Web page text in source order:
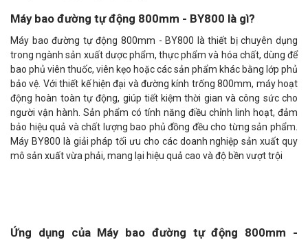
Máy bao đường tự động 800mm - BY800 là gì?
Máy bao đường tự động 800mm - BY800 là thiết bị chuyên dụng
trong ngành sản xuất dược phẩm, thực phẩm và hóa chất, dùng để
bao phủ viên thuốc, viên kẹo hoặc các sản phẩm khác bằng lớp phủ
bảo vệ. Với thiết kế hiện đại và đường kính trống 800mm, máy hoạt
động hoàn toàn tự động, giúp tiết kiệm thời gian và công sức cho
người vận hành. Sản phẩm có tính năng điều chỉnh linh hoạt, đảm
bảo hiệu quả và chất lượng bao phủ đồng đều cho từng sản phẩm.
Máy BY800 là giải pháp tối ưu cho các doanh nghiệp sản xuất quy
mô sản xuất vừa phải, mang lại hiệu quả cao và độ bền vượt trội
Ứng dụng của Máy bao đường tự động 800mm -